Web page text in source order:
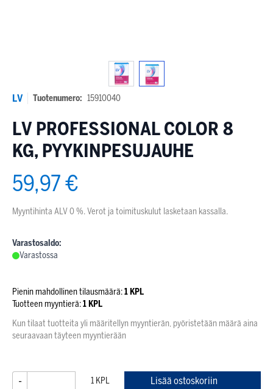
LV Tuotenumero: 15910040
LV PROFESSIONAL COLOR 8
KG, PYYKINPESUJAUHE
59,97 €
Myyntihinta ALV 0 %. Verot ja toimituskulut lasketaan kassalla.
Varastosaldo:
Varastossa
Pienin mahdollinen tilausmäärä:1 KPL
Tuotteen myyntierä:1 KPL
Kun tilaat tuotteita yli määritellyn myyntierän, pyöristetään määrä aina
seuraavaan täyteen myyntierään
- Lisää ostoskoriin